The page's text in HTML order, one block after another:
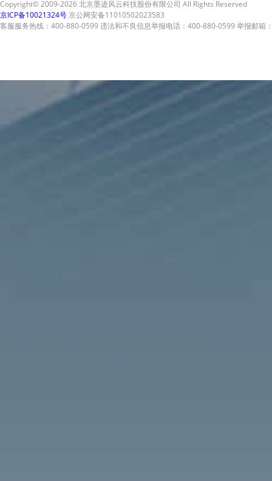
Copyright© 2009-2026 北京墨迹风云科技股份有限公司 All Rights Reserved
京ICP备10021324号京公网安备11010502023583
客服服务热线：400-880-0599 违法和不良信息举报电话：400-880-0599 举报邮箱